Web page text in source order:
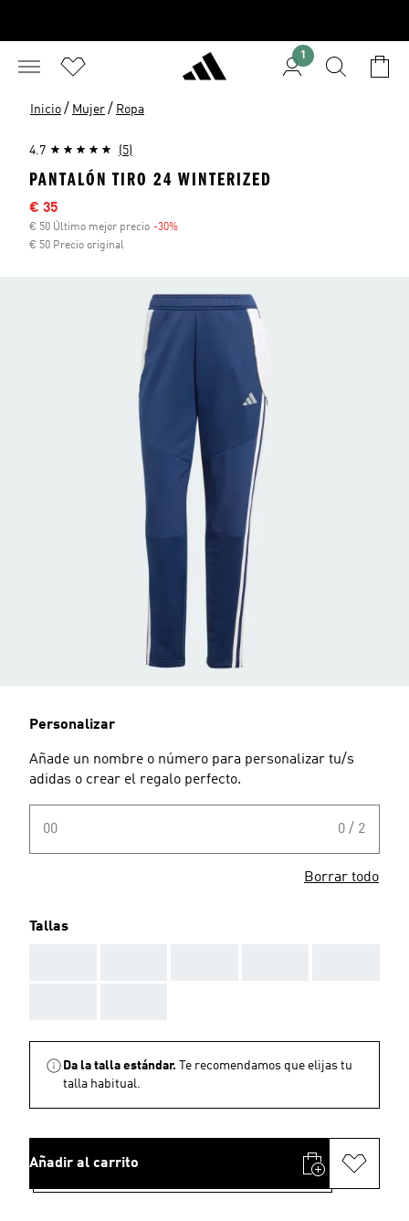
1
Inicio / Mujer / Ropa
4.7 (5)
PANTALÓN TIRO 24 WINTERIZED
Precio rebajado
€ 35
€ 50 Último mejor precio -30%
€ 50 Precio original
Personalizar
Añade un nombre o número para personalizar tu/s
adidas o crear el regalo perfecto.
00 0 / 2
Borrar todo
Tallas
Da la talla estándar.
Te recomendamos que elijas tu
talla habitual.
Añadir al carrito